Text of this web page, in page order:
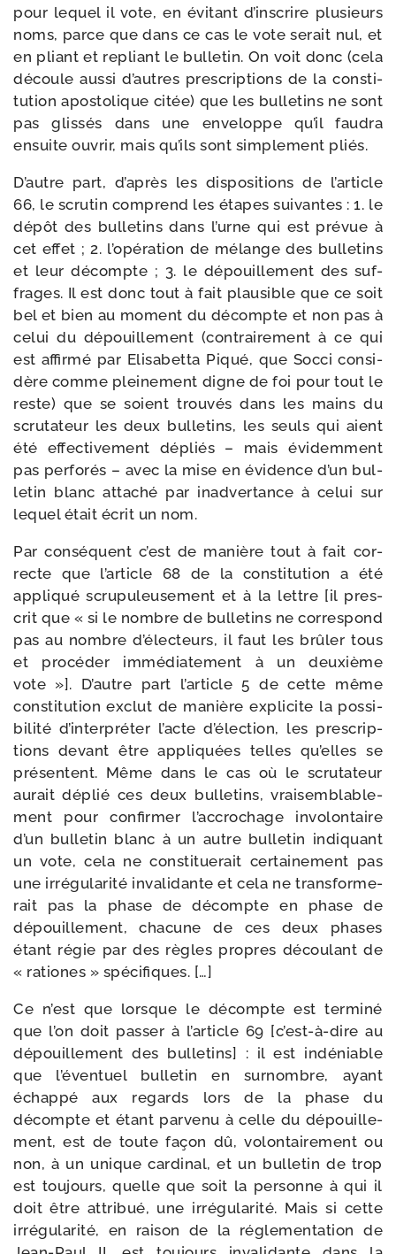
pour lequel il vote, en évi­tant d’inscrire plu­sieurs
noms, parce que dans ce cas le vote serait nul, et
en pliant et repliant le bul­le­tin. On voit donc (cela
découle aus­si d’autres pres­crip­tions de la consti­
tu­tion apos­to­lique citée) que les bul­le­tins ne sont
pas glis­sés dans une enve­loppe qu’il fau­dra
ensuite ouvrir, mais qu’ils sont sim­ple­ment pliés.
D’autre part, d’après les dis­po­si­tions de l’article
66, le scru­tin com­prend les étapes sui­vantes : 1. le
dépôt des bul­le­tins dans l’urne qui est pré­vue à
cet effet ; 2. l’opération de mélange des bul­le­tins
et leur décompte ; 3. le dépouille­ment des suf­
frages. Il est donc tout à fait plau­sible que ce soit
bel et bien au moment du décompte et non pas à
celui du dépouille­ment (contrai­re­ment à ce qui
est affir­mé par Elisabetta Piqué, que Socci consi­
dère comme plei­ne­ment digne de foi pour tout le
reste) que se soient trou­vés dans les mains du
scru­ta­teur les deux bul­le­tins, les seuls qui aient
été effec­ti­ve­ment dépliés – mais évi­dem­ment
pas per­fo­rés – avec la mise en évi­dence d’un bul­
le­tin blanc atta­ché par inad­ver­tance à celui sur
lequel était écrit un nom.
Par consé­quent c’est de manière tout à fait cor­
recte que l’article 68 de la consti­tu­tion a été
appli­qué scru­pu­leu­se­ment et à la lettre [il pres­
crit que « si le nombre de bul­le­tins ne cor­res­pond
pas au nombre d’électeurs, il faut les brû­ler tous
et pro­cé­der immé­dia­te­ment à un deuxième
vote »]. D’autre part l’article 5 de cette même
consti­tu­tion exclut de manière expli­cite la pos­si­
bi­li­té d’interpréter l’acte d’élection, les pres­crip­
tions devant être appli­quées telles qu’elles se
pré­sentent. Même dans le cas où le scru­ta­teur
aurait déplié ces deux bul­le­tins, vrai­sem­bla­ble­
ment pour confir­mer l’accrochage invo­lon­taire
d’un bul­le­tin blanc à un autre bul­le­tin indi­quant
un vote, cela ne consti­tue­rait cer­tai­ne­ment pas
une irré­gu­la­ri­té inva­li­dante et cela ne trans­for­me­
rait pas la phase de décompte en phase de
dépouille­ment, cha­cune de ces deux phases
étant régie par des règles propres décou­lant de
« rationes » spécifiques. […]
Ce n’est que lorsque le décompte est ter­mi­né
que l’on doit pas­ser à l’article 69 [c’est-à-dire au
dépouille­ment des bul­le­tins] : il est indé­niable
que l’éventuel bul­le­tin en sur­nombre, ayant
échap­pé aux regards lors de la phase du
décompte et étant par­ve­nu à celle du dépouille­
ment, est de toute façon dû, volon­tai­re­ment ou
non, à un unique car­di­nal, et un bul­le­tin de trop
est tou­jours, quelle que soit la per­sonne à qui il
doit être attri­bué, une irré­gu­la­ri­té. Mais si cette
irré­gu­la­ri­té, en rai­son de la régle­men­ta­tion de